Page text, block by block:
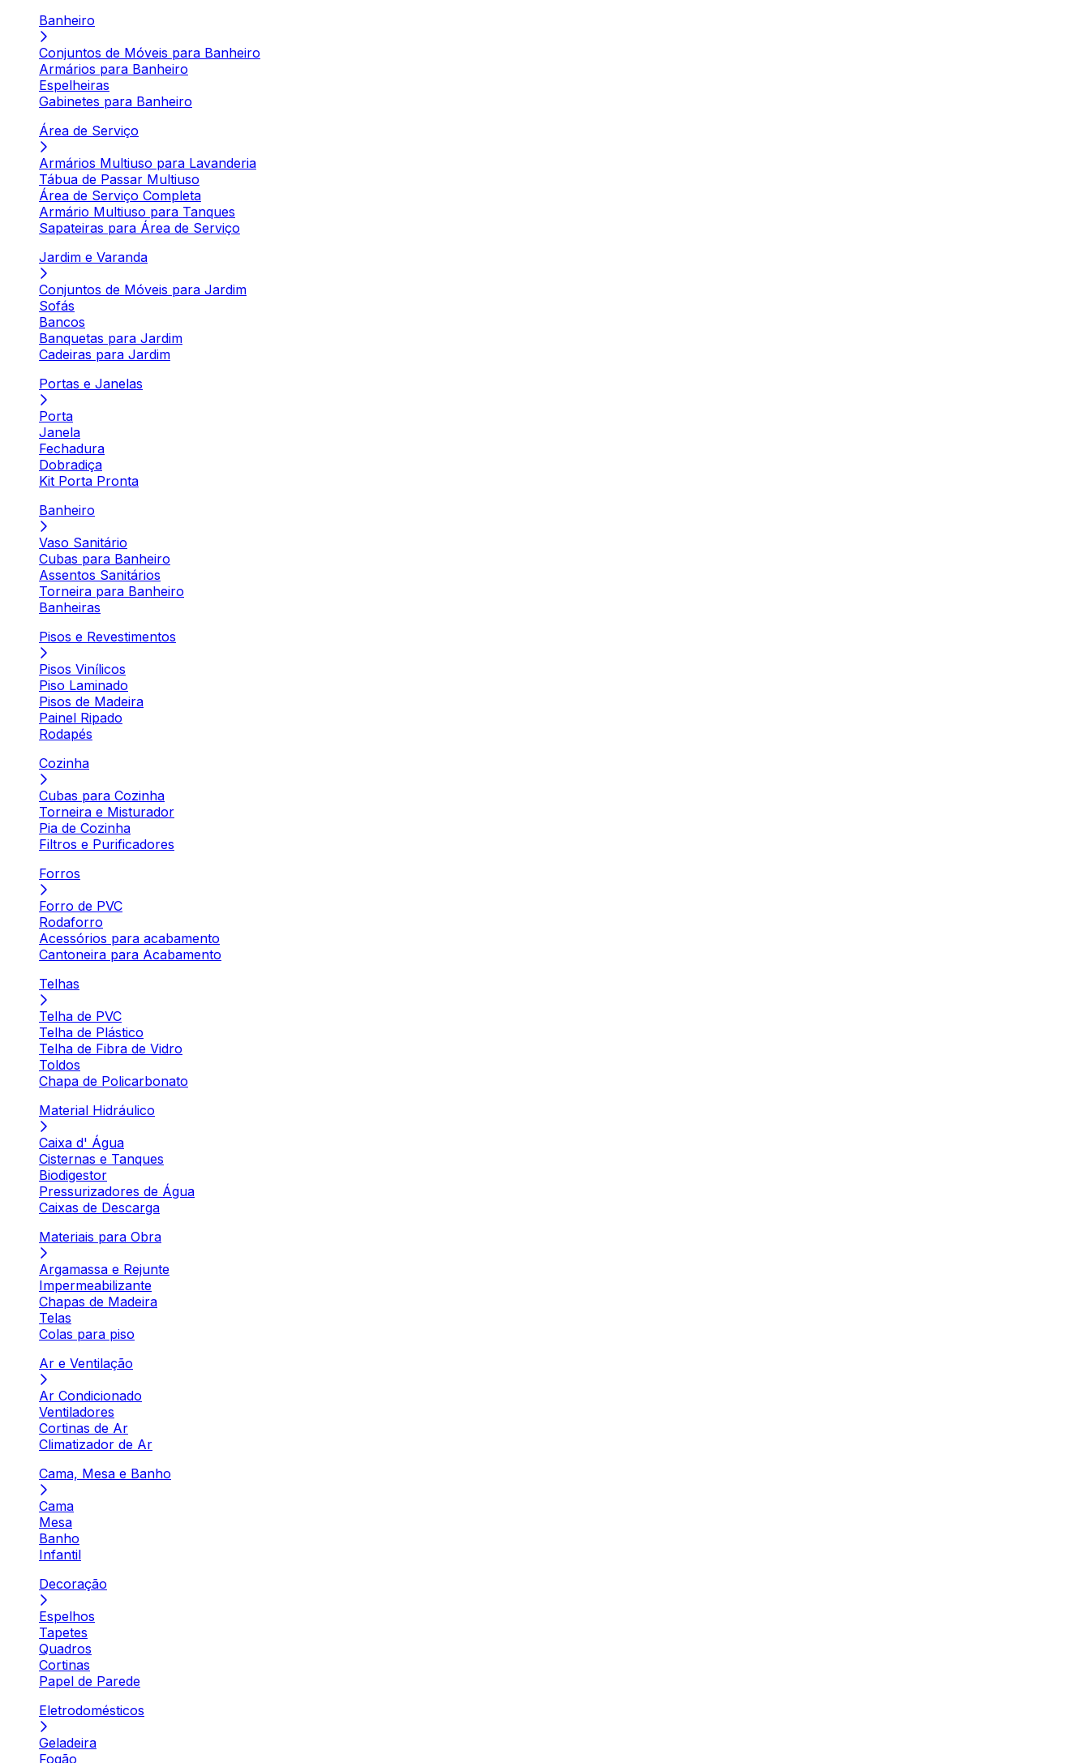
Banheiro
Conjuntos de Móveis para Banheiro
Armários para Banheiro
Espelheiras
Gabinetes para Banheiro
Área de Serviço
Armários Multiuso para Lavanderia
Tábua de Passar Multiuso
Área de Serviço Completa
Armário Multiuso para Tanques
Sapateiras para Área de Serviço
Jardim e Varanda
Conjuntos de Móveis para Jardim
Sofás
Bancos
Banquetas para Jardim
Cadeiras para Jardim
Portas e Janelas
Porta
Janela
Fechadura
Dobradiça
Kit Porta Pronta
Banheiro
Vaso Sanitário
Cubas para Banheiro
Assentos Sanitários
Torneira para Banheiro
Banheiras
Pisos e Revestimentos
Pisos Vinílicos
Piso Laminado
Pisos de Madeira
Painel Ripado
Rodapés
Cozinha
Cubas para Cozinha
Torneira e Misturador
Pia de Cozinha
Filtros e Purificadores
Forros
Forro de PVC
Rodaforro
Acessórios para acabamento
Cantoneira para Acabamento
Telhas
Telha de PVC
Telha de Plástico
Telha de Fibra de Vidro
Toldos
Chapa de Policarbonato
Material Hidráulico
Caixa d' Água
Cisternas e Tanques
Biodigestor
Pressurizadores de Água
Caixas de Descarga
Materiais para Obra
Argamassa e Rejunte
Impermeabilizante
Chapas de Madeira
Telas
Colas para piso
Ar e Ventilação
Ar Condicionado
Ventiladores
Cortinas de Ar
Climatizador de Ar
Cama, Mesa e Banho
Cama
Mesa
Banho
Infantil
Decoração
Espelhos
Tapetes
Quadros
Cortinas
Papel de Parede
Eletrodomésticos
Geladeira
Fogão